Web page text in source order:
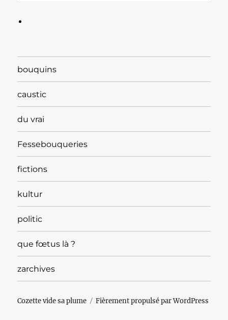
bouquins
caustic
du vrai
Fessebouqueries
fictions
kultur
politic
que fœtus là ?
zarchives
Cozette vide sa plume Fièrement propulsé par WordPress